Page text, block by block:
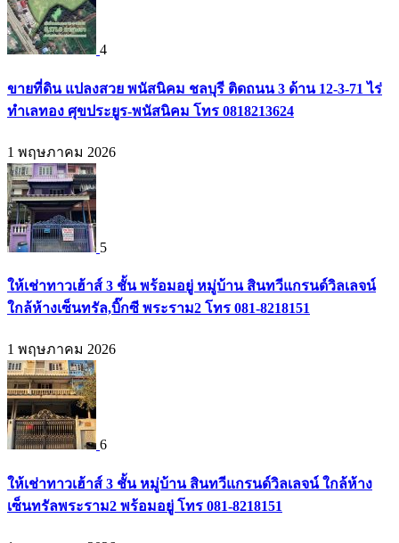
4
ขายที่ดิน แปลงสวย พนัสนิคม ชลบุรี ติดถนน 3 ด้าน 12-3-71 ไร่
ทำเลทอง ศุขประยูร-พนัสนิคม โทร 0818213624
1 พฤษภาคม 2026
5
ให้เช่าทาวเฮ้าส์ 3 ชั้น พร้อมอยู่ หมู่บ้าน สินทวีแกรนด์วิลเลจน์
ใกล้ห้างเซ็นทรัล,บิ๊กซี พระราม2 โทร 081-8218151
1 พฤษภาคม 2026
6
ให้เช่าทาวเฮ้าส์ 3 ชั้น หมู่บ้าน สินทวีแกรนด์วิลเลจน์ ใกล้ห้าง
เซ็นทรัลพระราม2 พร้อมอยู่ โทร 081-8218151